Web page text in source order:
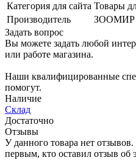
Категория для сайта Товары
Производитель
ЗООМИР
Задать вопрос
Вы можете задать любой
или работе магазина.
Наши квалифицированные
помогут.
Наличие
Склад
Достаточно
Отзывы
У данного товара нет отзывов.
первым, кто оставил отзыв об